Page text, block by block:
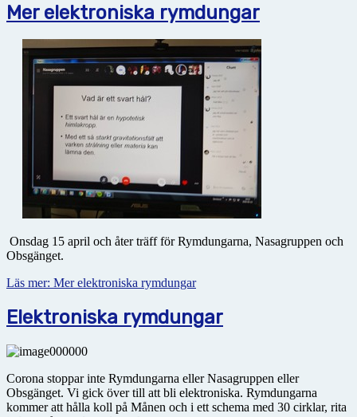
Mer elektroniska rymdungar
Onsdag 15 april och åter träff för Rymdungarna, Nasagruppen och
Obsgänget.
Läs mer: Mer elektroniska rymdungar
Elektroniska rymdungar
Corona stoppar inte Rymdungarna eller Nasagruppen eller
Obsgänget. Vi gick över till att bli elektroniska. Rymdungarna
kommer att hålla koll på Månen och i ett schema med 30 cirklar, rita